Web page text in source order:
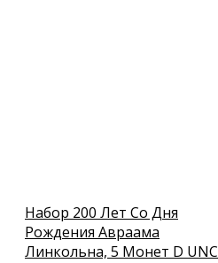
Набор 200 Лет Со Дня
Рождения Авраама
Линкольна, 5 Монет D UNC